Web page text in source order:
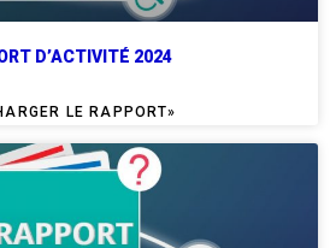
D’ACTIVITÉ 2024
LE RAPPORT»